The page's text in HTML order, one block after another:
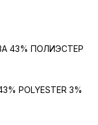
43% ПОЛИЭСТЕР
POLYESTER 3%